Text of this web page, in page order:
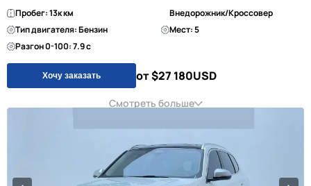
Пробег: 13к км
Внедорожник/Кроссовер
Тип двигателя: Бензин
Мест: 5
Разгон 0-100: 7.9 с
Хочу заказать от $27 180USD
Смотреть больше